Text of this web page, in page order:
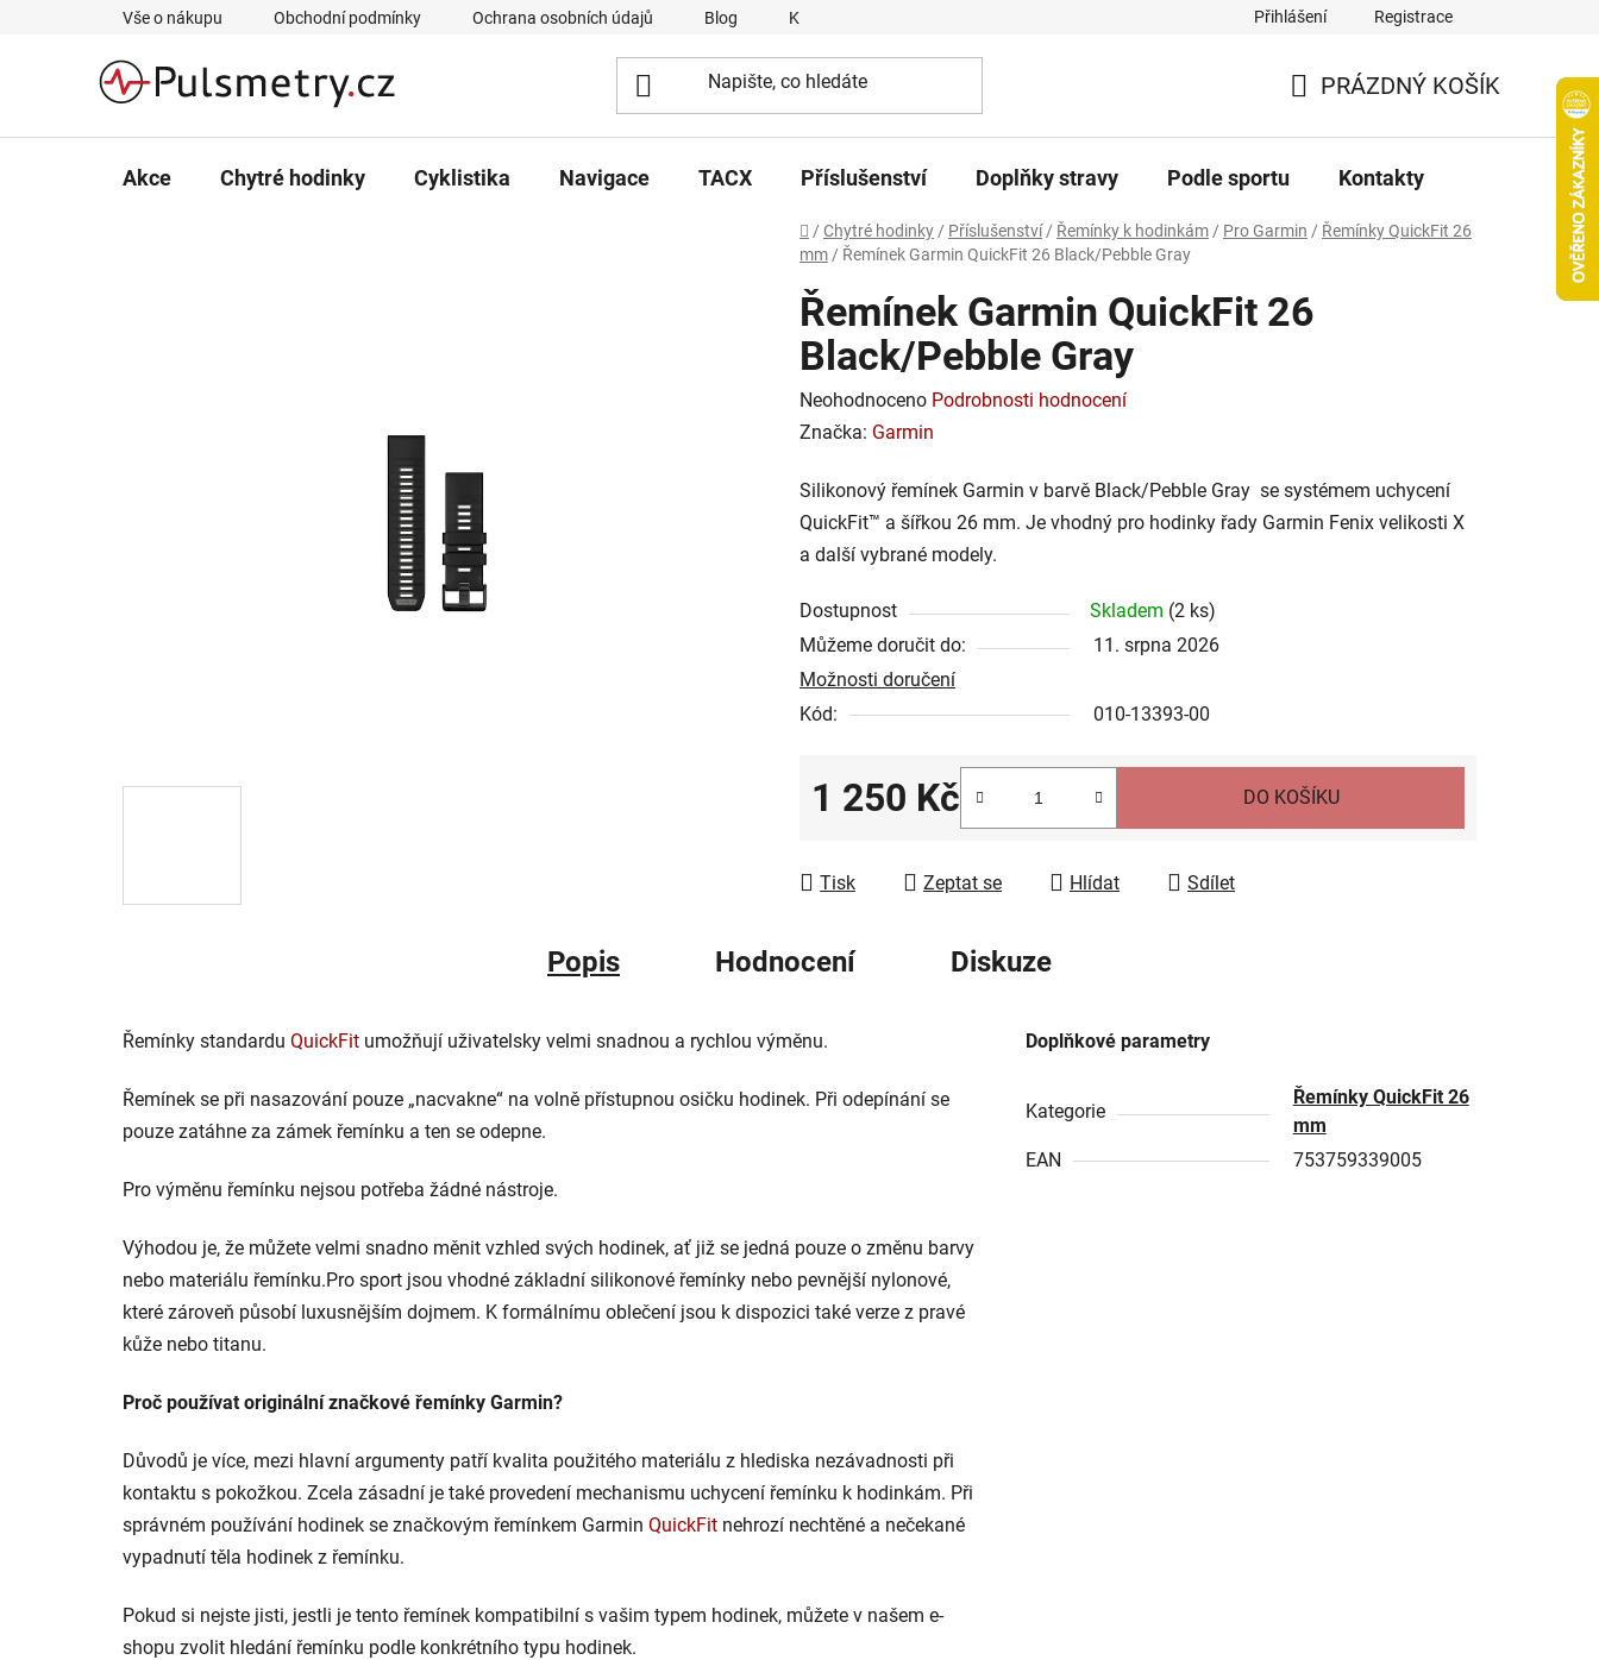
Vše o nákupu Obchodní podmínky Ochrana osobních údajů Blog Kontakty Přihlášení Registrace
KOŠÍK
PRÁZDNÝ KOŠÍK
Akce Chytré hodinky Cyklistika Navigace TACX Příslušenství Doplňky stravy Podle sportu Kontakty
Domů
/ Chytré hodinky / Příslušenství / Řemínky k hodinkám / Pro Garmin / Řemínky QuickFit 26
mm / Řemínek Garmin QuickFit 26 Black/Pebble Gray
Řemínek Garmin QuickFit 26
Black/Pebble Gray
Průměrné
hodnocení
je
0,0
z
hvězdiček.
Neohodnoceno Podrobnosti hodnocení
Značka: Garmin
Silikonový řemínek Garmin v barvě Black/Pebble Gray se systémem uchycení
QuickFit™ a šířkou 26 mm. Je vhodný pro hodinky řady Garmin Fenix velikosti X
a další vybrané modely.
Dostupnost Skladem (2 ks)
Můžeme doručit do:
11. srpna 2026
Možnosti doručení
Kód:
010-13393-00
1 250 Kč DO KOŠÍKU
Tisk Zeptat se Hlídat Sdílet
Popis Hodnocení Diskuze
Řemínky standardu QuickFit umožňují uživatelsky velmi snadnou a rychlou výměnu.
Řemínek se při nasazování pouze „nacvakne“ na volně přístupnou osičku hodinek. Při odepínání se
pouze zatáhne za zámek řemínku a ten se odepne.
Pro výměnu řemínku nejsou potřeba žádné nástroje.
Výhodou je, že můžete velmi snadno měnit vzhled svých hodinek, ať již se jedná pouze o změnu barvy
nebo materiálu řemínku.Pro sport jsou vhodné základní silikonové řemínky nebo pevnější nylonové,
které zároveň působí luxusnějším dojmem. K formálnímu oblečení jsou k dispozici také verze z pravé
kůže nebo titanu.
Proč používat originální značkové řemínky Garmin?
Důvodů je více, mezi hlavní argumenty patří kvalita použitého materiálu z hlediska nezávadnosti při
kontaktu s pokožkou. Zcela zásadní je také provedení mechanismu uchycení řemínku k hodinkám. Při
správném používání hodinek se značkovým řemínkem Garmin QuickFit nehrozí nechtěné a nečekané
vypadnutí těla hodinek z řemínku.
Pokud si nejste jisti, jestli je tento řemínek kompatibilní s vašim typem hodinek, můžete v našem e-
shopu zvolit hledání řemínku podle konkrétního typu hodinek.
Doplňkové parametry
Kategorie
Řemínky QuickFit 26
mm
EAN
753759339005